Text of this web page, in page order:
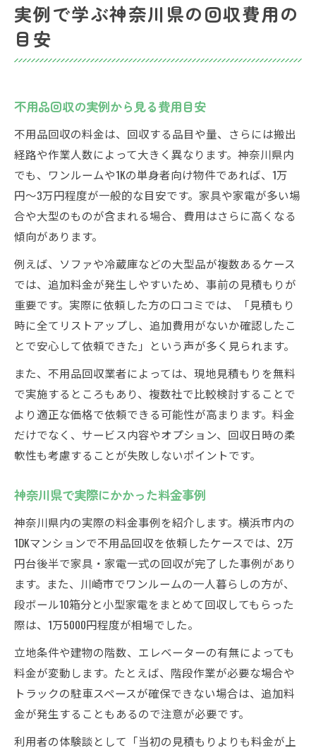
実例で学ぶ神奈川県の回収費用の
目安
不用品回収の実例から見る費用目安
不用品回収の料金は、回収する品目や量、さらには搬出
経路や作業人数によって大きく異なります。神奈川県内
でも、ワンルームや1Kの単身者向け物件であれば、1万
円〜3万円程度が一般的な目安です。家具や家電が多い場
合や大型のものが含まれる場合、費用はさらに高くなる
傾向があります。
例えば、ソファや冷蔵庫などの大型品が複数あるケース
では、追加料金が発生しやすいため、事前の見積もりが
重要です。実際に依頼した方の口コミでは、「見積もり
時に全てリストアップし、追加費用がないか確認したこ
とで安心して依頼できた」という声が多く見られます。
また、不用品回収業者によっては、現地見積もりを無料
で実施するところもあり、複数社で比較検討することで
より適正な価格で依頼できる可能性が高まります。料金
だけでなく、サービス内容やオプション、回収日時の柔
軟性も考慮することが失敗しないポイントです。
神奈川県で実際にかかった料金事例
神奈川県内の実際の料金事例を紹介します。横浜市内の
1DKマンションで不用品回収を依頼したケースでは、2万
円台後半で家具・家電一式の回収が完了した事例があり
ます。また、川崎市でワンルームの一人暮らしの方が、
段ボール10箱分と小型家電をまとめて回収してもらった
際は、1万5000円程度が相場でした。
立地条件や建物の階数、エレベーターの有無によっても
料金が変動します。たとえば、階段作業が必要な場合や
トラックの駐車スペースが確保できない場合は、追加料
金が発生することもあるので注意が必要です。
利用者の体験談として「当初の見積もりよりも料金が上